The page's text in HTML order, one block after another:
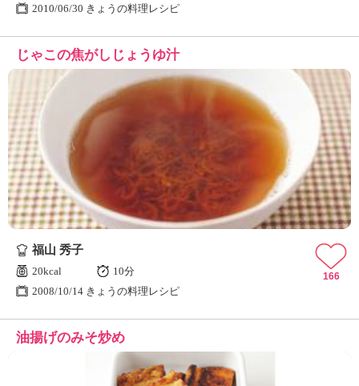
2010/06/30 きょうの料理レシピ
じゃこの焦がしじょうゆ汁
福山 秀子
20kcal
10分
2008/10/14 きょうの料理レシピ
166
油揚げのみそ炒め